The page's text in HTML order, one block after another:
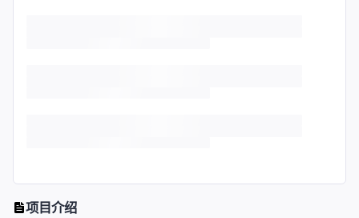
项目介绍